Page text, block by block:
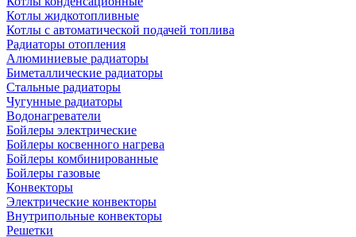
Котлы жидкотопливные
Котлы с автоматической подачей топлива
Радиаторы отопления
Алюминиевые радиаторы
Биметаллические радиаторы
Стальные радиаторы
Чугунные радиаторы
Водонагреватели
Бойлеры электрические
Бойлеры косвенного нагрева
Бойлеры комбинированные
Бойлеры газовые
Конвекторы
Электрические конвекторы
Внутрипольные конвекторы
Решетки